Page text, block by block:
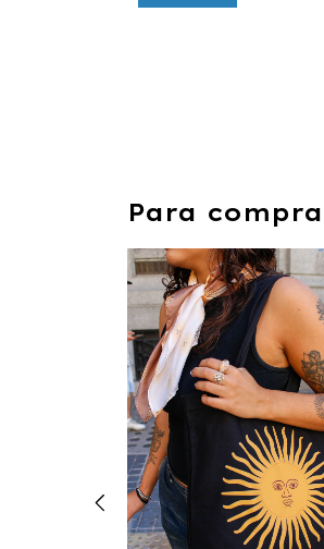
Para